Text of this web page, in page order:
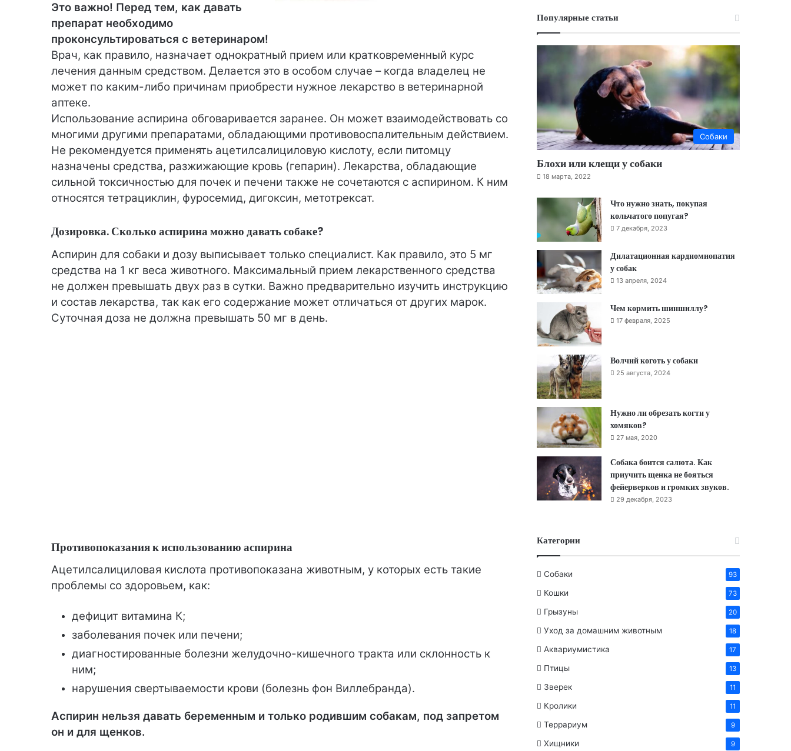
Это важно! Перед тем, как давать
препарат необходимо
проконсультироваться с ветеринаром!
Врач, как правило, назначает однократный прием или кратковременный курс
лечения данным средством. Делается это в особом случае – когда владелец не
может по каким-либо причинам приобрести нужное лекарство в ветеринарной
аптеке.
Использование аспирина обговаривается заранее. Он может взаимодействовать со
многими другими препаратами, обладающими противовоспалительным действием.
Не рекомендуется применять ацетилсалициловую кислоту, если питомцу
назначены средства, разжижающие кровь (гепарин). Лекарства, обладающие
сильной токсичностью для почек и печени также не сочетаются с аспирином. К ним
относятся тетрациклин, фуросемид, дигоксин, метотрексат.
Дозировка. Сколько аспирина можно давать собаке?
Аспирин для собаки и дозу выписывает только специалист. Как правило, это 5 мг
средства на 1 кг веса животного. Максимальный прием лекарственного средства
не должен превышать двух раз в сутки. Важно предварительно изучить инструкцию
и состав лекарства, так как его содержание может отличаться от других марок.
Суточная доза не должна превышать 50 мг в день.
Противопоказания к использованию аспирина
Ацетилсалициловая кислота противопоказана животным, у которых есть такие
проблемы со здоровьем, как:
дефицит витамина К;
заболевания почек или печени;
диагностированные болезни желудочно-кишечного тракта или склонность к
ним;
нарушения свертываемости крови (болезнь фон Виллебранда).
Аспирин нельзя давать беременным и только родившим собакам, под запретом
он и для щенков.
Популярные статьи
Собаки
Блохи или клещи у собаки
18 марта, 2022
Что нужно знать, покупая
кольчатого попугая?
7 декабря, 2023
Дилатационная кардиомиопатия
у собак
13 апреля, 2024
Чем кормить шиншиллу?
17 февраля, 2025
Волчий коготь у собаки
25 августа, 2024
Нужно ли обрезать когти у
хомяков?
27 мая, 2020
Собака боится салюта. Как
приучить щенка не бояться
фейерверков и громких звуков.
29 декабря, 2023
Категории
Собаки 93
Кошки 73
Грызуны 20
Уход за домашним животным 18
Аквариумистика 17
Птицы 13
Зверек 11
Кролики 11
Террариум 9
Хищники 9